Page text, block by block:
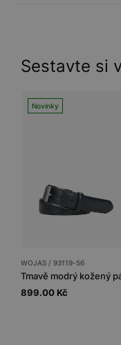
Sestavte si
Novinky
WOJAS / 93119-56
899.00 Kč